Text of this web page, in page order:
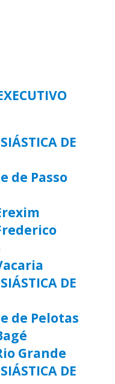
DE
de Passo
DE
de Pelotas
Grande
DE